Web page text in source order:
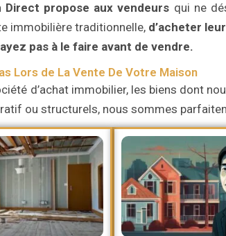
Direct propose aux vendeurs qui ne
immobilière traditionnelle, d’acheter
pas à le faire avant de vendre.
Lors de La Vente De Votre Maison
d’achat immobilier, les biens dont
ou structurels, nous sommes